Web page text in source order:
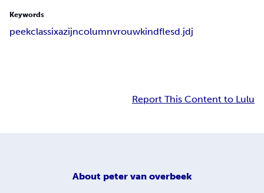
Keywords
peekclassixazijncolumnvrouwkindflesd.jdj
Report This Content to Lulu
About peter van overbeek